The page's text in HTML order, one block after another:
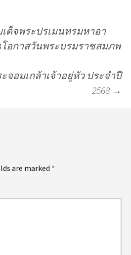
ด็จพระปรเมนทรมหาอา
อกาสวันพระบรมราชสมภพ
อมเกล้าเจ้าอยู่หัว ประจำปี
2568 →
are marked *